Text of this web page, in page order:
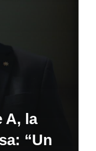
A, la
“Un